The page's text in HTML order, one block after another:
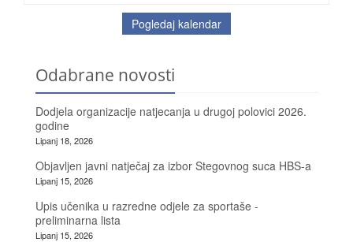
Pogledaj kalendar
Odabrane novosti
Dodjela organizacije natjecanja u drugoj polovici 2026.
godine
Lipanj 18, 2026
Objavljen javni natječaj za izbor Stegovnog suca HBS-a
Lipanj 15, 2026
Upis učenika u razredne odjele za sportaše -
preliminarna lista
Lipanj 15, 2026